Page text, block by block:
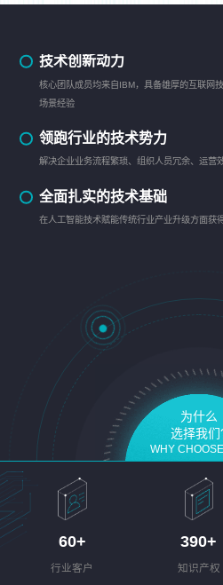
技术创新动力
核心团队成员均来自IBM，具备雄厚的互联网
场景经验
领跑行业的技术势力
解决企业业务流程繁琐、组织人员冗余、运营
全面扎实的技术基础
在人工智能技术赋能传统行业产业升级方面获
为什么
选择我们
WHY
60+
行业客户
390+
知识产权